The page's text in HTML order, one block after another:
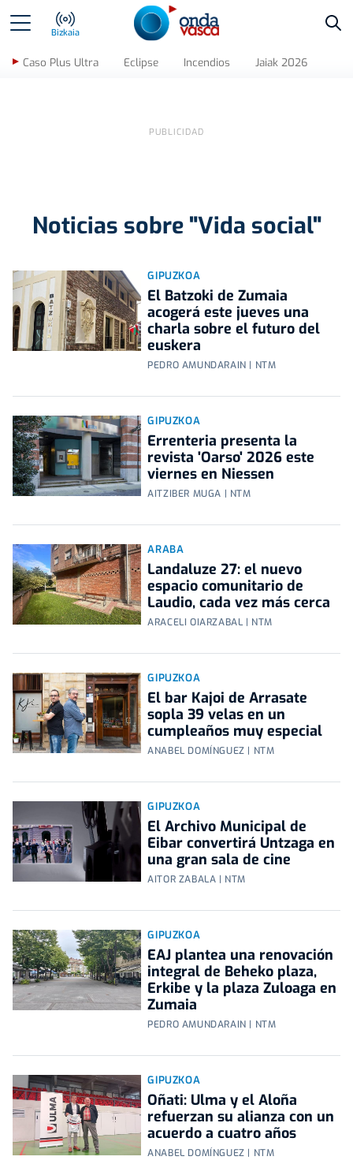
Bizkaia
Caso Plus Ultra Eclipse Incendios Jaiak 2026
Noticias sobre "Vida social"
GIPUZKOA
El Batzoki de Zumaia
acogerá este jueves una
charla sobre el futuro del
euskera
PEDRO AMUNDARAIN | NTM
GIPUZKOA
Errenteria presenta la
revista 'Oarso' 2026 este
viernes en Niessen
AITZIBER MUGA | NTM
ARABA
Landaluze 27: el nuevo
espacio comunitario de
Laudio, cada vez más cerca
ARACELI OIARZABAL | NTM
GIPUZKOA
El bar Kajoi de Arrasate
sopla 39 velas en un
cumpleaños muy especial
ANABEL DOMÍNGUEZ | NTM
GIPUZKOA
El Archivo Municipal de
Eibar convertirá Untzaga en
una gran sala de cine
AITOR ZABALA | NTM
GIPUZKOA
EAJ plantea una renovación
integral de Beheko plaza,
Erkibe y la plaza Zuloaga en
Zumaia
PEDRO AMUNDARAIN | NTM
GIPUZKOA
Oñati: Ulma y el Aloña
refuerzan su alianza con un
acuerdo a cuatro años
ANABEL DOMÍNGUEZ | NTM